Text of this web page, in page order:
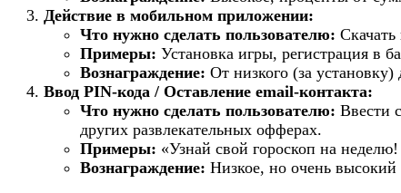
Действие в мобильном приложении:
Что нужно сделать пользователю:
Примеры: Установка игры, регистрация в
Вознаграждение: От низкого (за установку)
Ввод PIN-кода / Оставление email-контакта:
Что нужно сделать пользователю: Ввести
других развлекательных офферах.
Примеры: «Узнай свой гороскоп на
Вознаграждение: Низкое, но очень высокий